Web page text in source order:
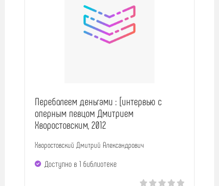
Переболеем деньгами : [интервью с
оперным певцом Дмитрием
Хворостовским, 2012
Хворостовский Дмитрий Александрович
Доступно в 1 библиотекe